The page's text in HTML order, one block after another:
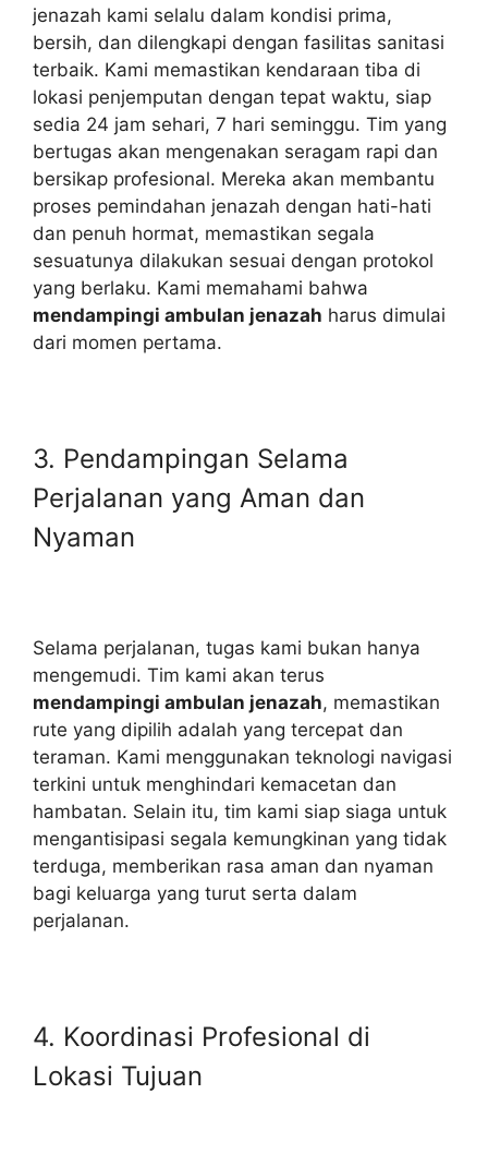
jenazah kami selalu dalam kondisi prima,
bersih, dan dilengkapi dengan fasilitas sanitasi
terbaik. Kami memastikan kendaraan tiba di
lokasi penjemputan dengan tepat waktu, siap
sedia 24 jam sehari, 7 hari seminggu. Tim yang
bertugas akan mengenakan seragam rapi dan
bersikap profesional. Mereka akan membantu
proses pemindahan jenazah dengan hati-hati
dan penuh hormat, memastikan segala
sesuatunya dilakukan sesuai dengan protokol
yang berlaku. Kami memahami bahwa
mendampingi ambulan jenazah harus dimulai
dari momen pertama.
3. Pendampingan Selama
Perjalanan yang Aman dan
Nyaman
Selama perjalanan, tugas kami bukan hanya
mengemudi. Tim kami akan terus
mendampingi ambulan jenazah, memastikan
rute yang dipilih adalah yang tercepat dan
teraman. Kami menggunakan teknologi navigasi
terkini untuk menghindari kemacetan dan
hambatan. Selain itu, tim kami siap siaga untuk
mengantisipasi segala kemungkinan yang tidak
terduga, memberikan rasa aman dan nyaman
bagi keluarga yang turut serta dalam
perjalanan.
4. Koordinasi Profesional di
Lokasi Tujuan